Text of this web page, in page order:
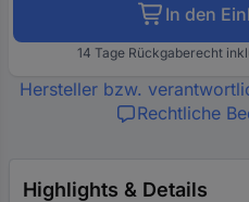
In den
14 Tage Rückgaberecht
Hersteller bzw.
Rechtliche
Highlights & Details